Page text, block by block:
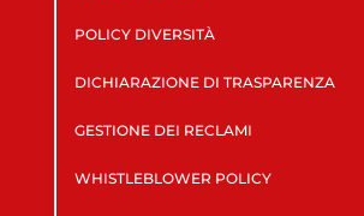
POLICY DIVERSITÀ
DICHIARAZIONE DI TRASPARENZA
GESTIONE DEI RECLAMI
WHISTLEBLOWER POLICY